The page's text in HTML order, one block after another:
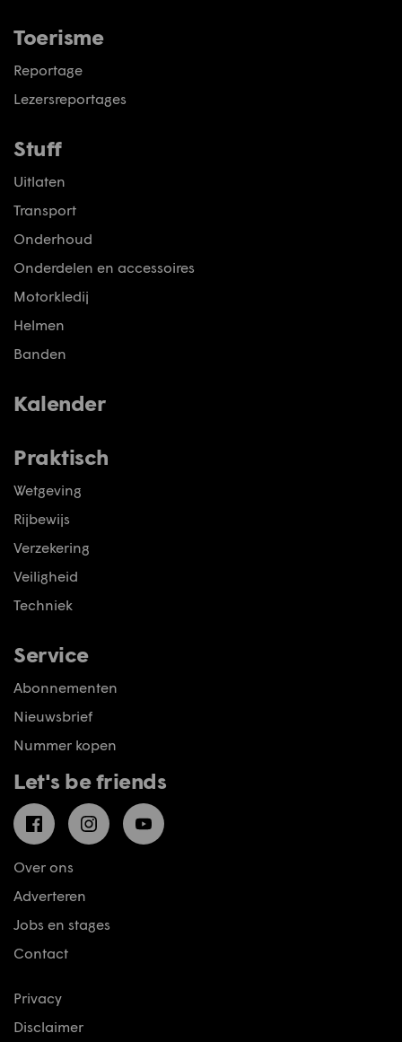
Toerisme
Reportage
Lezersreportages
Stuff
Uitlaten
Transport
Onderhoud
Onderdelen en accessoires
Motorkledij
Helmen
Banden
Kalender
Praktisch
Wetgeving
Rijbewijs
Verzekering
Veiligheid
Techniek
Service
Abonnementen
Nieuwsbrief
Nummer kopen
Let's be friends
FacebookInstagramYouTube
Over ons
Adverteren
Jobs en stages
Contact
Privacy
Disclaimer